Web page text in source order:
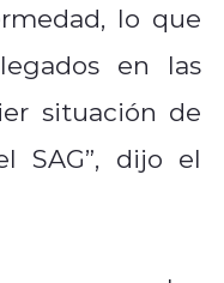
lo que
en las
situación de
SAG”, dijo el